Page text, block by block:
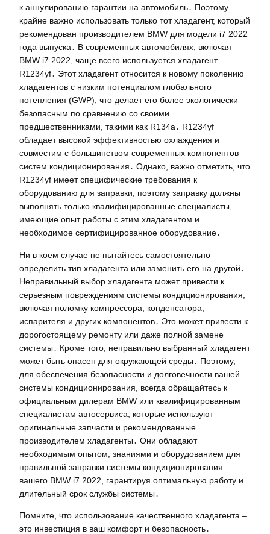
к аннулированию гарантии на автомобиль․ Поэтому
крайне важно использовать только тот хладагент, который
рекомендован производителем BMW для модели i7 2022
года выпуска․ В современных автомобилях, включая
BMW i7 2022, чаще всего используется хладагент
R1234yf․ Этот хладагент относится к новому поколению
хладагентов с низким потенциалом глобального
потепления (GWP), что делает его более экологически
безопасным по сравнению со своими
предшественниками, такими как R134a․ R1234yf
обладает высокой эффективностью охлаждения и
совместим с большинством современных компонентов
систем кондиционирования․ Однако, важно отметить, что
R1234yf имеет специфические требования к
оборудованию для заправки, поэтому заправку должны
выполнять только квалифицированные специалисты,
имеющие опыт работы с этим хладагентом и
необходимое сертифицированное оборудование․
Ни в коем случае не пытайтесь самостоятельно
определить тип хладагента или заменить его на другой․
Неправильный выбор хладагента может привести к
серьезным повреждениям системы кондиционирования,
включая поломку компрессора, конденсатора,
испарителя и других компонентов․ Это может привести к
дорогостоящему ремонту или даже полной замене
системы․ Кроме того, неправильно выбранный хладагент
может быть опасен для окружающей среды․ Поэтому,
для обеспечения безопасности и долговечности вашей
системы кондиционирования, всегда обращайтесь к
официальным дилерам BMW или квалифицированным
специалистам автосервиса, которые используют
оригинальные запчасти и рекомендованные
производителем хладагенты․ Они обладают
необходимым опытом, знаниями и оборудованием для
правильной заправки системы кондиционирования
вашего BMW i7 2022, гарантируя оптимальную работу и
длительный срок службы системы․
Помните, что использование качественного хладагента –
это инвестиция в ваш комфорт и безопасность․